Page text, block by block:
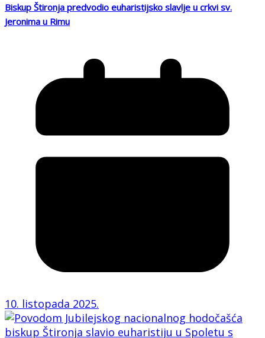
Biskup Štironja predvodio euharistijsko slavlje u crkvi sv.
Jeronima u Rimu
10. listopada 2025.